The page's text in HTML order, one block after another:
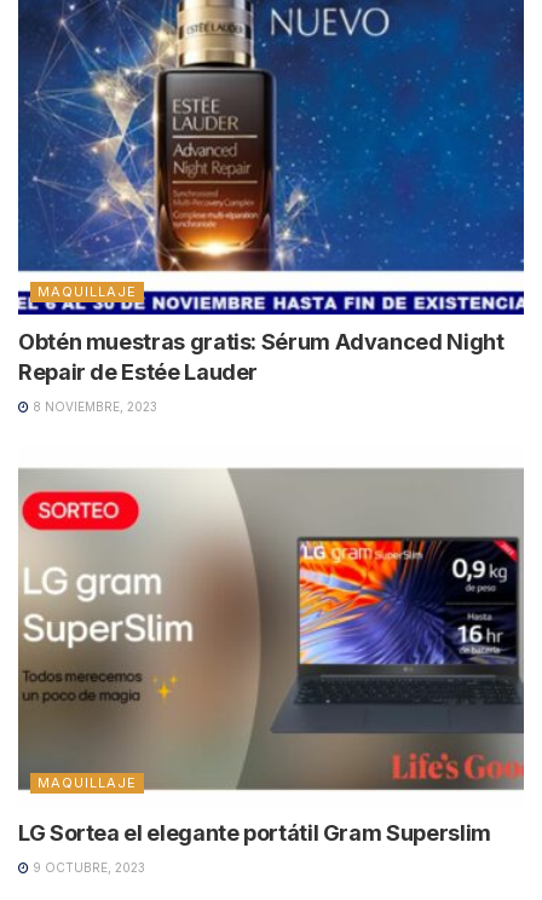
MAQUILLAJE
Obtén muestras gratis: Sérum Advanced Night
Repair de Estée Lauder
8 NOVIEMBRE, 2023
MAQUILLAJE
LG Sortea el elegante portátil Gram Superslim
9 OCTUBRE, 2023